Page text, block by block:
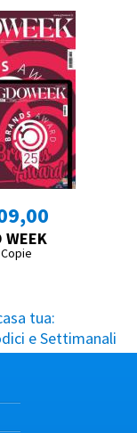
WEEK
tua:
e Settimanali